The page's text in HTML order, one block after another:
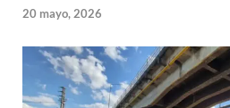
20 mayo, 2026